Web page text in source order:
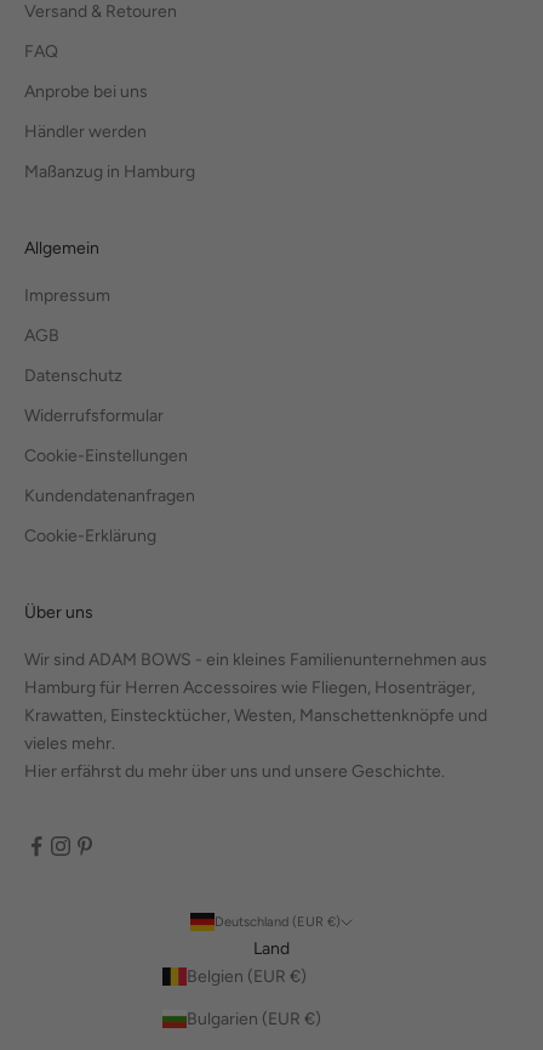
Versand & Retouren
FAQ
Anprobe bei uns
Händler werden
Maßanzug in Hamburg
Allgemein
Impressum
AGB
Datenschutz
Widerrufsformular
Cookie-Einstellungen
Kundendatenanfragen
Cookie-Erklärung
Über uns
Wir sind ADAM BOWS - ein kleines Familienunternehmen aus
Hamburg für Herren Accessoires wie Fliegen, Hosenträger,
Krawatten, Einstecktücher, Westen, Manschettenknöpfe und
vieles mehr.
Hier erfährst du mehr über uns und unsere Geschichte.
Deutschland (EUR €)
Land
Belgien (EUR €)
Bulgarien (EUR €)